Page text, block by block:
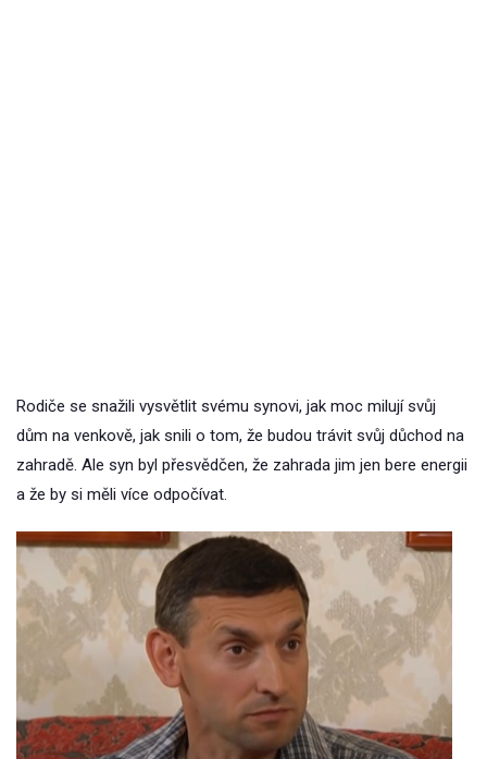
Rodiče se snažili vysvětlit svému synovi, jak moc milují svůj
dům na venkově, jak snili o tom, že budou trávit svůj důchod na
zahradě. Ale syn byl přesvědčen, že zahrada jim jen bere energii
a že by si měli více odpočívat.